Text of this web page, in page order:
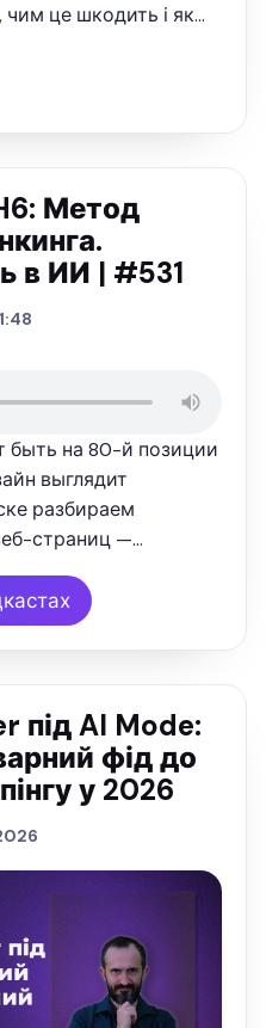
це шкодить і як
Метод
в ИИ | #531
на 80-й позиции
выглядит
разбираем
страниц —
Вы узнаете,
больше не
контент под
під AI Mode:
фід до
у 2026